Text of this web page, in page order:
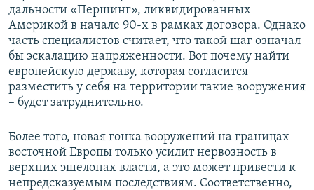
дальности «Першинг», ликвидированных
Америкой в начале 90-х в рамках договора. Однако
часть специалистов считает, что такой шаг означал
бы эскалацию напряженности. Вот почему найти
европейскую державу, которая согласится
разместить у себя на территории такие вооружения
– будет затруднительно.
Более того, новая гонка вооружений на границах
восточной Европы только усилит нервозность в
верхних эшелонах власти, а это может привести к
непредсказуемым последствиям. Соответственно,